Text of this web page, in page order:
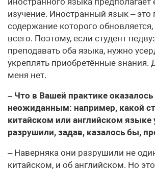
изучение. Иностранный язык – это
содержание которого
всего. Поэтому, если студент
преподавать оба языка, нужно
укреплять приобретённые знания.
меня нет.
– Что в Вашей практике
неожиданным: например, какой
китайском или английском языке
разрушили, задав, казалось бы,
– Наверняка они разрушили не
китайском, и об английском. Но